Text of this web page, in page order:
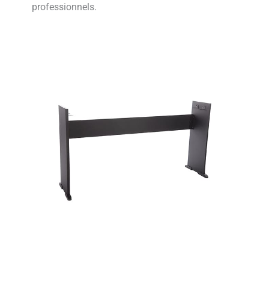
professionnels.